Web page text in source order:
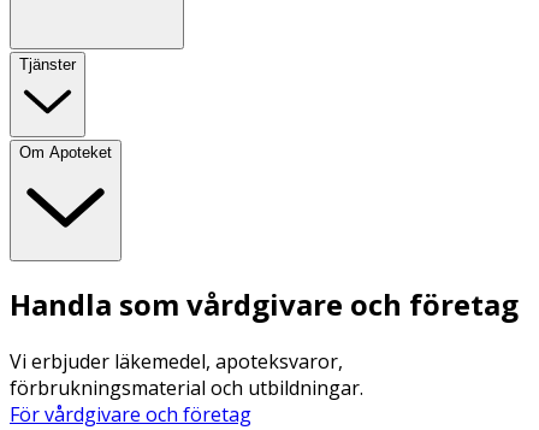
Tjänster
Om Apoteket
Handla som vårdgivare och företag
Vi erbjuder läkemedel, apoteksvaror,
förbrukningsmaterial och utbildningar.
För vårdgivare och företag